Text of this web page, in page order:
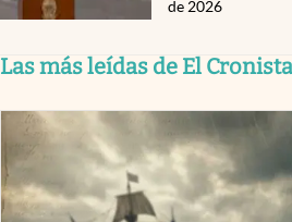
de 2026
Las más leídas de El